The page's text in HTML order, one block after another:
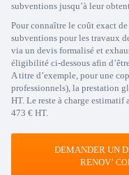
subventions jusqu’à leur
Pour connaître le coût exact
subventions pour les travaux
via un devis formalisé et
éligibilité ci-dessous afin
A titre d’exemple, pour une
professionnels), la prestation
HT. Le reste à charge estimatif
473 € HT.
DEMANDER UN
RENOV’